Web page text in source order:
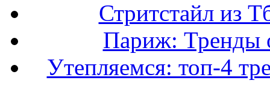
Стритстайл из
Париж: Тренды
Утепляемся: топ-4